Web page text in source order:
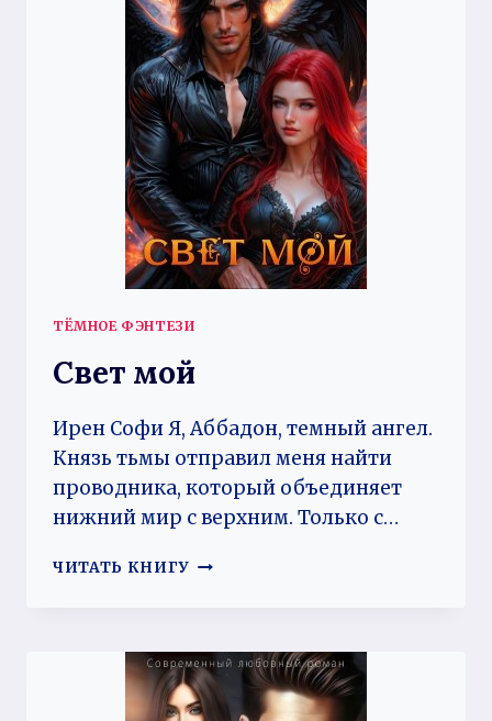
ТЁМНОЕ ФЭНТЕЗИ
Свет мой
Ирен Софи Я, Аббадон, темный ангел.
Князь тьмы отправил меня найти
проводника, который объединяет
нижний мир с верхним. Только с…
ЧИТАТЬ КНИГУ СВЕТ